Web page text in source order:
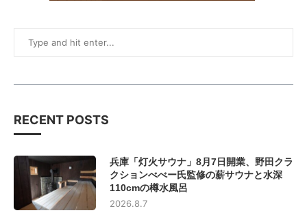
RECENT POSTS
兵庫「灯火サウナ」8月7日開業、野田クラ
クションべべー氏監修の薪サウナと水深
110cmの樽水風呂
2026.8.7